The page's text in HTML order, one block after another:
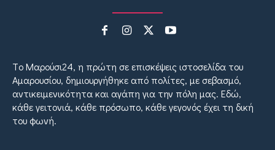
Tο Μαρούσι24, η πρώτη σε επισκέψεις ιστοσελίδα του
Αμαρουσίου, δημιουργήθηκε από πολίτες, με σεβασμό,
αντικειμενικότητα και αγάπη για την πόλη μας. Εδώ,
κάθε γειτονιά, κάθε πρόσωπο, κάθε γεγονός έχει τη δική
του φωνή.